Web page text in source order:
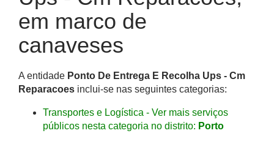
em marco de
canaveses
A entidade Ponto De Entrega E Recolha Ups - Cm
Reparacoes inclui-se nas seguintes categorias:
Transportes e Logística - Ver mais serviços
públicos nesta categoria no distrito: Porto